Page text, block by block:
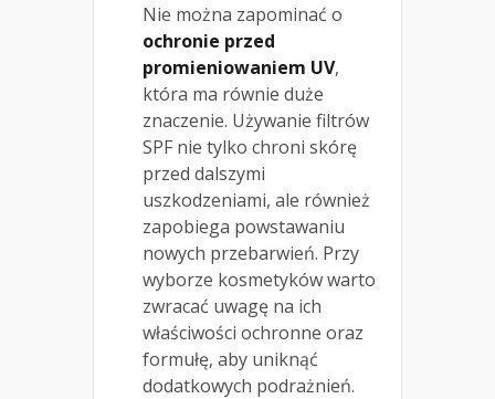
Nie można zapominać o
ochronie przed
promieniowaniem UV,
która ma równie duże
znaczenie. Używanie filtrów
SPF nie tylko chroni skórę
przed dalszymi
uszkodzeniami, ale również
zapobiega powstawaniu
nowych przebarwień. Przy
wyborze kosmetyków warto
zwracać uwagę na ich
właściwości ochronne oraz
formułę, aby uniknąć
dodatkowych podrażnień.